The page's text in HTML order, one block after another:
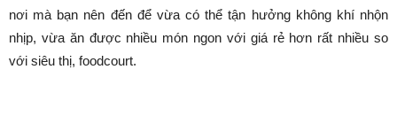
nơi mà bạn nên đến để vừa có thể tận hưởng không khí nhộn
nhịp, vừa ăn được nhiều món ngon với giá rẻ hơn rất nhiều so
với siêu thị, foodcourt.